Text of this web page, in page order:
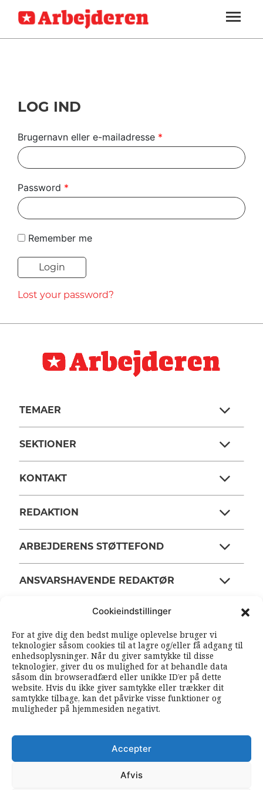
Cookieindstillinger
For at give dig den bedst mulige oplevelse bruger vi
teknologier såsom cookies til at lagre og/eller få adgang til
enhedsoplysninger. Når du giver samtykke til disse
teknologier, giver du os mulighed for at behandle data
såsom din browseradfærd eller unikke ID’er på dette
website. Hvis du ikke giver samtykke eller trækker dit
samtykke tilbage, kan det påvirke visse funktioner og
muligheder på hjemmesiden negativt.
Accepter
Afvis
SEKTIONER
ARBEJDEREN
MENER
UDLAND
DEBAT
TIL
NAVNE
HISTORIE
TEORI
SOUNDCLOUD
ABONNER
LOG IND
LOG IND
Brugernavn eller e-mailadresse *
Password *
Remember me
Lost your password?
TEMAER
SEKTIONER
KONTAKT
REDAKTION
ARBEJDERENS STØTTEFOND
ANSVARSHAVENDE REDAKTØR
SOUNDCLOUD RSS FEEDS
FØLG ARBEJDEREN